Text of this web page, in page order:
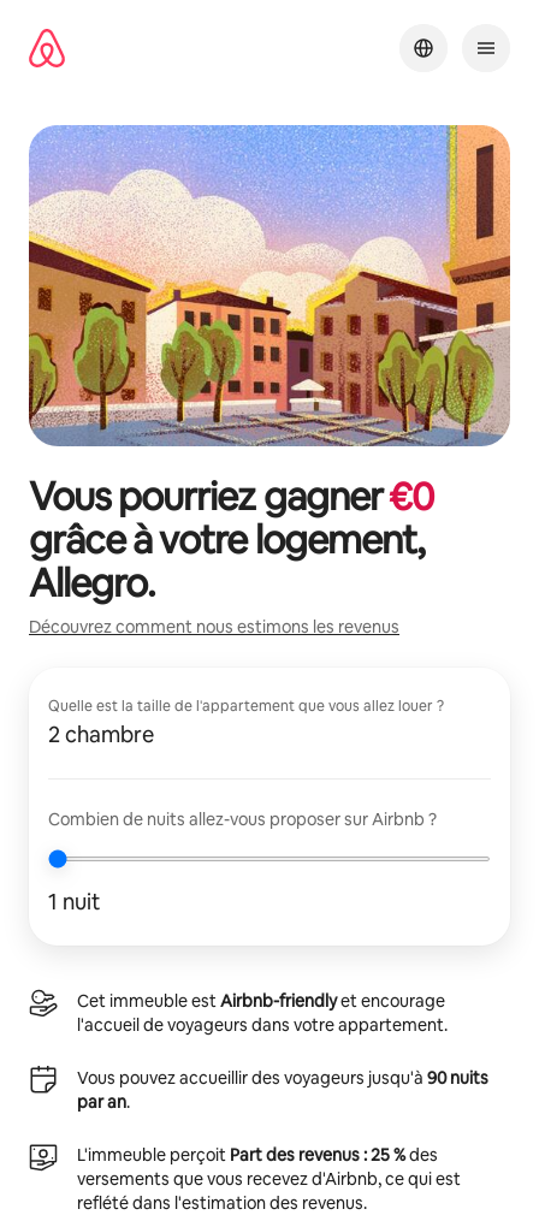
directement
Vous pourriez gagner€0
grâce à votre logement,
Allegro.
Découvrez comment nous estimons les revenus
Quelle est la taille de l'appartement que vous allez louer ?
2 chambre
Combien de nuits allez-vous proposer sur Airbnb ?
1 nuit
Cet immeuble estAirbnb-friendlyet encourage
l'accueil de voyageurs dans votre appartement.
Vous pouvez accueillir des voyageurs jusqu'à 90 nuits
par an.
L'immeuble perçoit Part des revenus : 25 %des
versements que vous recevez d'Airbnb, ce qui est
reflété dans l'estimation des revenus.